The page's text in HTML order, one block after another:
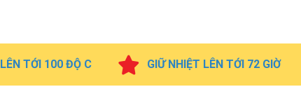
TỚI 100 ĐỘ C GIỮ NHIỆT LÊN TỚI 72 GIỜ